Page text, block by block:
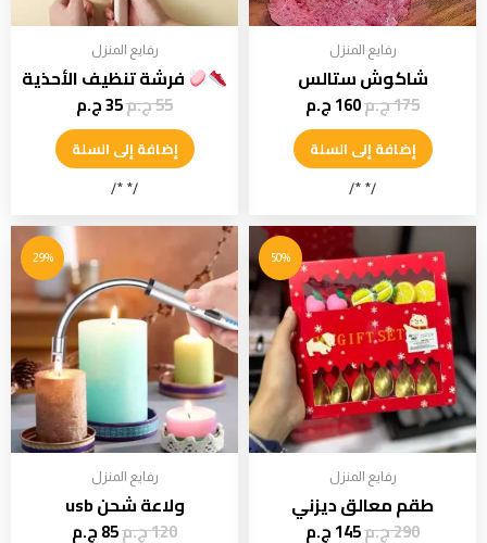
رفايع المنزل
شاكوش ستالس
175ج.م160ج.م
إضافة إلى السلة
/* */
رفايع المنزل
فرشة تنظيف الأحذية
55ج.م35ج.م
إضافة إلى السلة
/* */
50%
رفايع المنزل
طقم معالق ديزني
290ج.م145ج.م
29%
رفايع المنزل
ولاعة شحن usb
120ج.م85ج.م